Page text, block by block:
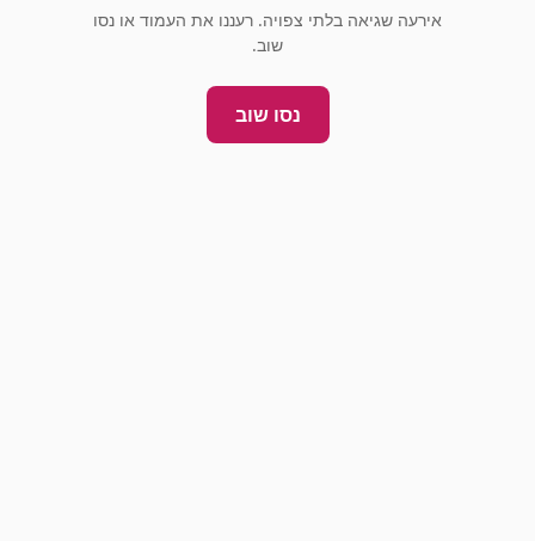
אירעה שגיאה בלתי צפויה. רעננו את העמוד או נסו
שוב.
נסו שוב